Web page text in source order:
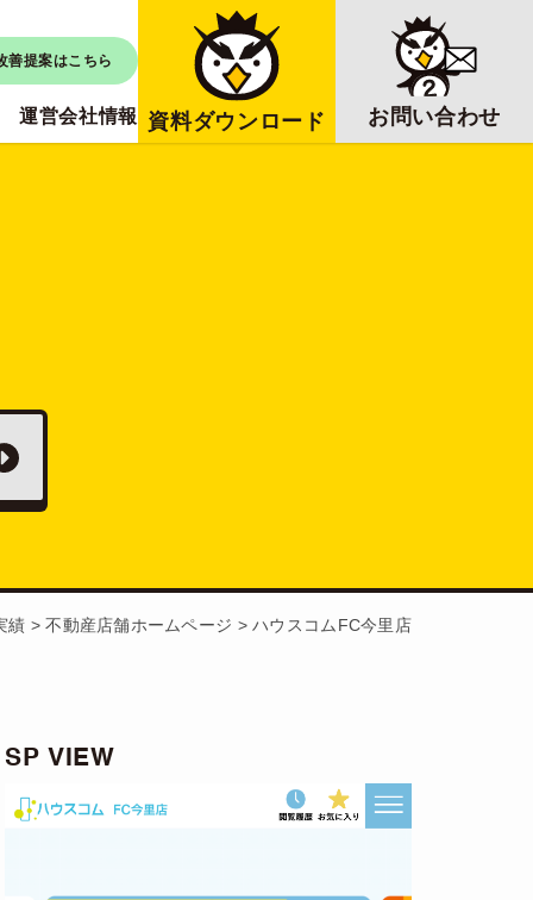
善提案はこちら
運営会社情報 資料ダウンロード お問い合わせ
績 >不動産店舗ホームページ >ハウスコムFC今里店
SP VIEW